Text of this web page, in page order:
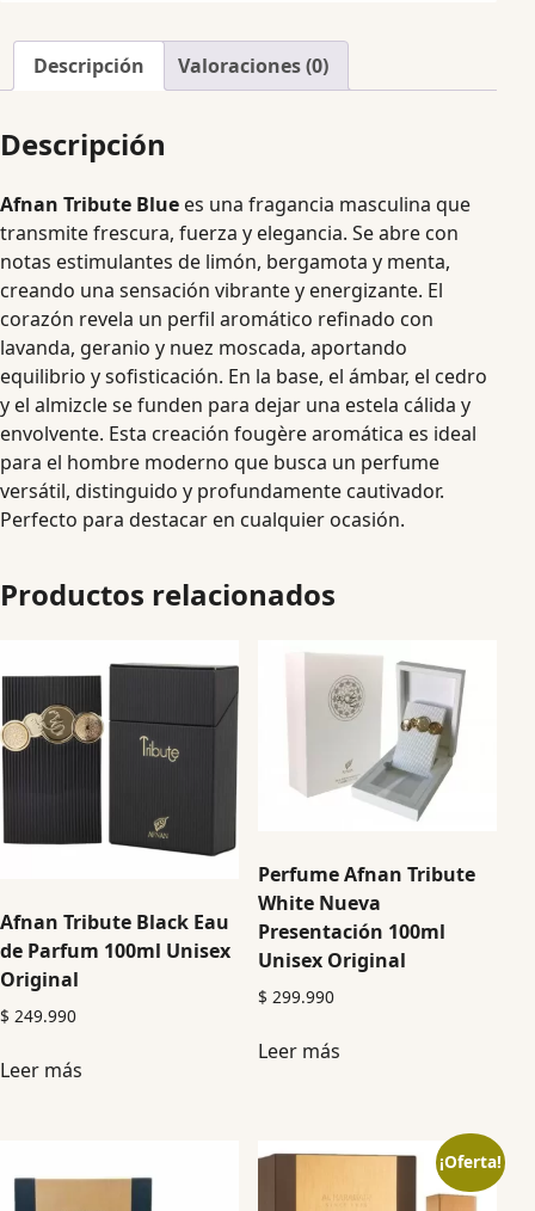
Descripción Valoraciones (0)
Descripción
Afnan Tribute Blue es una fragancia masculina que
transmite frescura, fuerza y elegancia. Se abre con
notas estimulantes de limón, bergamota y menta,
creando una sensación vibrante y energizante. El
corazón revela un perfil aromático refinado con
lavanda, geranio y nuez moscada, aportando
equilibrio y sofisticación. En la base, el ámbar, el cedro
y el almizcle se funden para dejar una estela cálida y
envolvente. Esta creación fougère aromática es ideal
para el hombre moderno que busca un perfume
versátil, distinguido y profundamente cautivador.
Perfecto para destacar en cualquier ocasión.
Productos relacionados
Afnan Tribute Black Eau
de Parfum 100ml Unisex
Original
$ 249.990
Leer más
Perfume Afnan Tribute
White Nueva
Presentación 100ml
Unisex Original
$ 299.990
Leer más
¡Oferta!